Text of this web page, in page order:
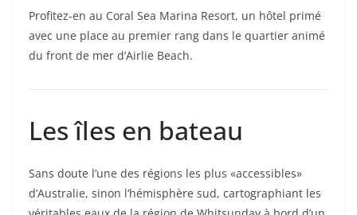
Profitez-en au Coral Sea Marina Resort, un hôtel primé
avec une place au premier rang dans le quartier animé
du front de mer d’Airlie Beach.
Les îles en bateau
Sans doute l’une des régions les plus «accessibles»
d’Australie, sinon l’hémisphère sud, cartographiant les